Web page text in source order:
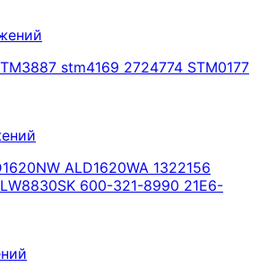
stm4169 2724774 STM0177
ALD1620WA 1322156
600-321-8990 21E6-